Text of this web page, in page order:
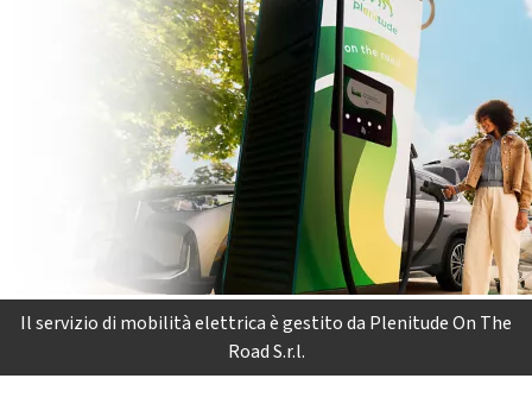
Il servizio di mobilità elettrica è gestito da Plenitude On The
Road S.r.l.